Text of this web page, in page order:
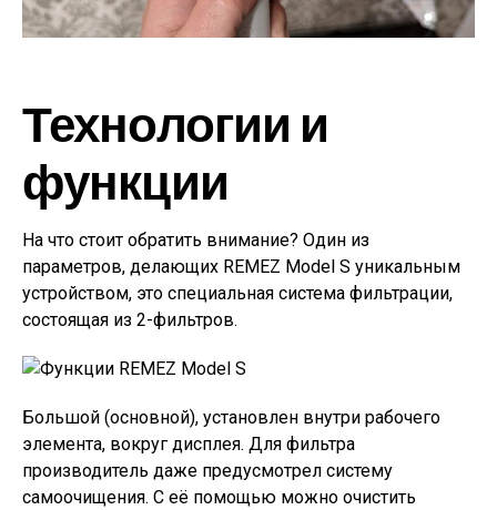
Технологии и
функции
На что стоит обратить внимание? Один из
параметров, делающих REMEZ Model S уникальным
устройством, это специальная система фильтрации,
состоящая из 2-фильтров.
Большой (основной), установлен внутри рабочего
элемента, вокруг дисплея. Для фильтра
производитель даже предусмотрел систему
самоочищения. С её помощью можно очистить